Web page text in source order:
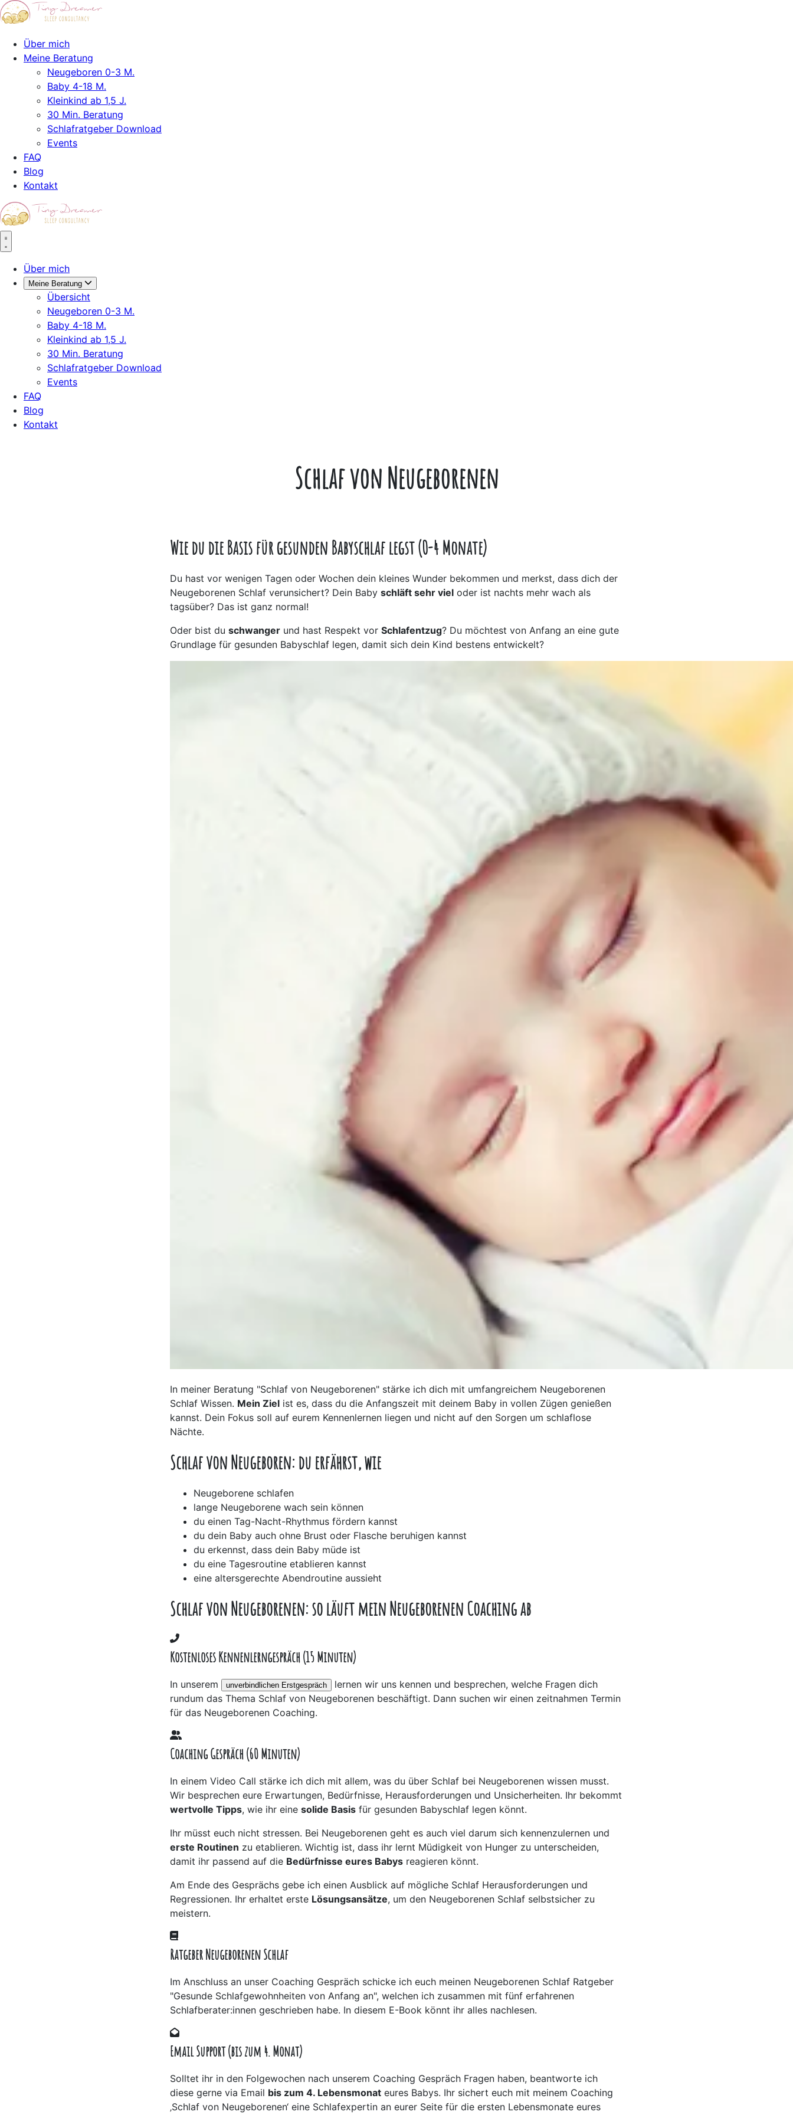
Über mich
Meine Beratung
Neugeboren 0-3 M.
Baby 4-18 M.
Kleinkind ab 1,5 J.
30 Min. Beratung
Schlafratgeber Download
Events
FAQ
Blog
Kontakt
Über mich
Meine Beratung
Übersicht
Neugeboren 0-3 M.
Baby 4-18 M.
Kleinkind ab 1,5 J.
30 Min. Beratung
Schlafratgeber Download
Events
FAQ
Blog
Kontakt
Schlaf von Neugeborenen
Wie du die Basis für gesunden Babyschlaf legst (0-4 Monate)
Du hast vor wenigen Tagen oder Wochen dein kleines Wunder bekommen und merkst, dass dich der
Neugeborenen Schlaf verunsichert? Dein Baby schläft sehr viel oder ist nachts mehr wach als
tagsüber? Das ist ganz normal!
Oder bist du schwanger und hast Respekt vor Schlafentzug? Du möchtest von Anfang an eine gute
Grundlage für gesunden Babyschlaf legen, damit sich dein Kind bestens entwickelt?
In meiner Beratung "Schlaf von Neugeborenen" stärke ich dich mit umfangreichem Neugeborenen
Schlaf Wissen. Mein Ziel ist es, dass du die Anfangszeit mit deinem Baby in vollen Zügen genießen
kannst. Dein Fokus soll auf eurem Kennenlernen liegen und nicht auf den Sorgen um schlaflose
Nächte.
Schlaf von Neugeboren: du erfährst, wie
Neugeborene schlafen
lange Neugeborene wach sein können
du einen Tag-Nacht-Rhythmus fördern kannst
du dein Baby auch ohne Brust oder Flasche beruhigen kannst
du erkennst, dass dein Baby müde ist
du eine Tagesroutine etablieren kannst
eine altersgerechte Abendroutine aussieht
Schlaf von Neugeborenen: so läuft mein Neugeborenen Coaching ab
Kostenloses Kennenlerngespräch (15 Minuten)
In unserem unverbindlichen Erstgespräch
lernen wir uns kennen und besprechen, welche Fragen dich
rundum das Thema Schlaf von Neugeborenen beschäftigt. Dann suchen wir einen zeitnahmen Termin
für das Neugeborenen Coaching.
Coaching Gespräch (60 Minuten)
In einem Video Call stärke ich dich mit allem, was du über Schlaf bei Neugeborenen wissen musst.
Wir besprechen eure Erwartungen, Bedürfnisse, Herausforderungen und Unsicherheiten. Ihr bekommt
wertvolle Tipps, wie ihr eine solide Basis für gesunden Babyschlaf legen könnt.
Ihr müsst euch nicht stressen. Bei Neugeborenen geht es auch viel darum sich kennenzulernen und
erste Routinen zu etablieren. Wichtig ist, dass ihr lernt Müdigkeit von Hunger zu unterscheiden,
damit ihr passend auf die Bedürfnisse eures Babys reagieren könnt.
Am Ende des Gesprächs gebe ich einen Ausblick auf mögliche Schlaf Herausforderungen und
Regressionen. Ihr erhaltet erste Lösungsansätze, um den Neugeborenen Schlaf selbstsicher zu
meistern.
Ratgeber Neugeborenen Schlaf
Im Anschluss an unser Coaching Gespräch schicke ich euch meinen Neugeborenen Schlaf Ratgeber
"Gesunde Schlafgewohnheiten von Anfang an", welchen ich zusammen mit fünf erfahrenen
Schlafberater:innen geschrieben habe. In diesem E-Book könnt ihr alles nachlesen.
Email Support (bis zum 4. Monat)
Solltet ihr in den Folgewochen nach unserem Coaching Gespräch Fragen haben, beantworte ich
diese gerne via Email bis zum 4. Lebensmonat eures Babys. Ihr sichert euch mit meinem Coaching
‚Schlaf von Neugeborenen‘ eine Schlafexpertin an eurer Seite für die ersten Lebensmonate eures